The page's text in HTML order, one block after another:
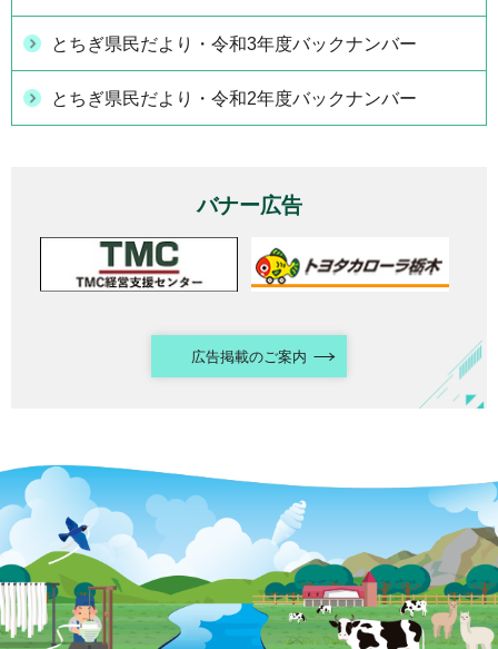
とちぎ県民だより・令和3年度バックナンバー
とちぎ県民だより・令和2年度バックナンバー
バナー広告
広告掲載のご案内